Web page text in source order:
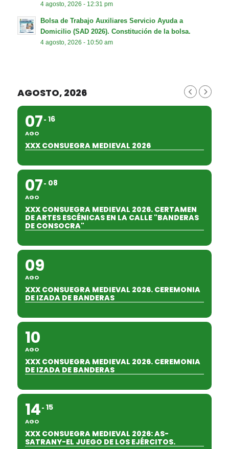
4 agosto, 2026 - 12:31 pm
Bolsa de Trabajo Auxiliares Servicio Ayuda a
Domicilio (SAD 2026). Constitución de la bolsa.
4 agosto, 2026 - 10:50 am
AGOSTO, 2026
07
AGO
16
XXX CONSUEGRA MEDIEVAL 2026
07
AGO
08
XXX CONSUEGRA MEDIEVAL 2026. CERTAMEN
DE ARTES ESCÉNICAS EN LA CALLE "BANDERAS
DE CONSOCRA"
09
AGO
XXX CONSUEGRA MEDIEVAL 2026. CEREMONIA
DE IZADA DE BANDERAS
10
AGO
XXX CONSUEGRA MEDIEVAL 2026. CEREMONIA
DE IZADA DE BANDERAS
14
AGO
15
XXX CONSUEGRA MEDIEVAL 2026: AS-
SATRANY-EL JUEGO DE LOS EJÉRCITOS.